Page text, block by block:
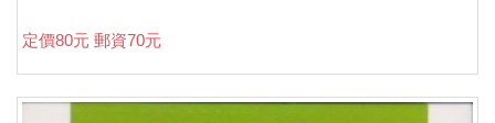
定價80元 郵資70元